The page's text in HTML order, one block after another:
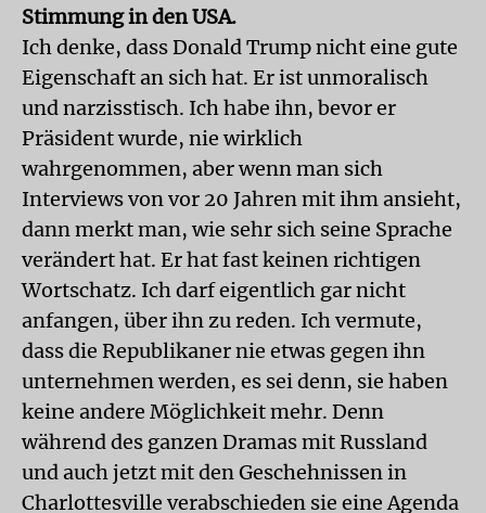
Stimmung in den USA.
Ich denke, dass Donald Trump nicht eine gute
Eigenschaft an sich hat. Er ist unmoralisch
und narzisstisch. Ich habe ihn, bevor er
Präsident wurde, nie wirklich
wahrgenommen, aber wenn man sich
Interviews von vor 20 Jahren mit ihm ansieht,
dann merkt man, wie sehr sich seine Sprache
verändert hat. Er hat fast keinen richtigen
Wortschatz. Ich darf eigentlich gar nicht
anfangen, über ihn zu reden. Ich vermute,
dass die Republikaner nie etwas gegen ihn
unternehmen werden, es sei denn, sie haben
keine andere Möglichkeit mehr. Denn
während des ganzen Dramas mit Russland
und auch jetzt mit den Geschehnissen in
Charlottesville verabschieden sie eine Agenda